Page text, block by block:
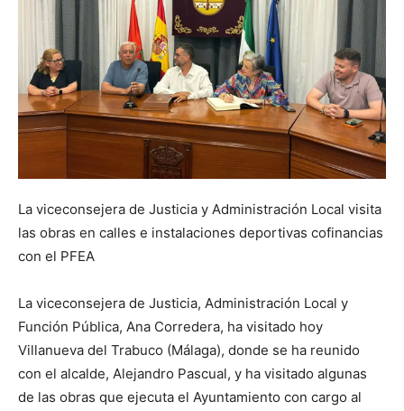
La viceconsejera de Justicia y Administración Local visita
las obras en calles e instalaciones deportivas cofinancias
con el PFEA
La viceconsejera de Justicia, Administración Local y
Función Pública, Ana Corredera, ha visitado hoy
Villanueva del Trabuco (Málaga), donde se ha reunido
con el alcalde, Alejandro Pascual, y ha visitado algunas
de las obras que ejecuta el Ayuntamiento con cargo al